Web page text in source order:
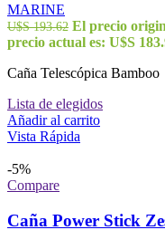
MARINE
U$S193.62 El precio
precio actual es: U$S
Caña Telescópica Bamboo
Lista de elegidos
Añadir al carrito
Vista Rápida
-5%
Compare
Caña Power Stick